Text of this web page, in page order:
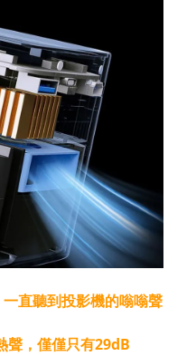
直聽到投影機的嗡嗡聲
聲，僅僅只有29dB